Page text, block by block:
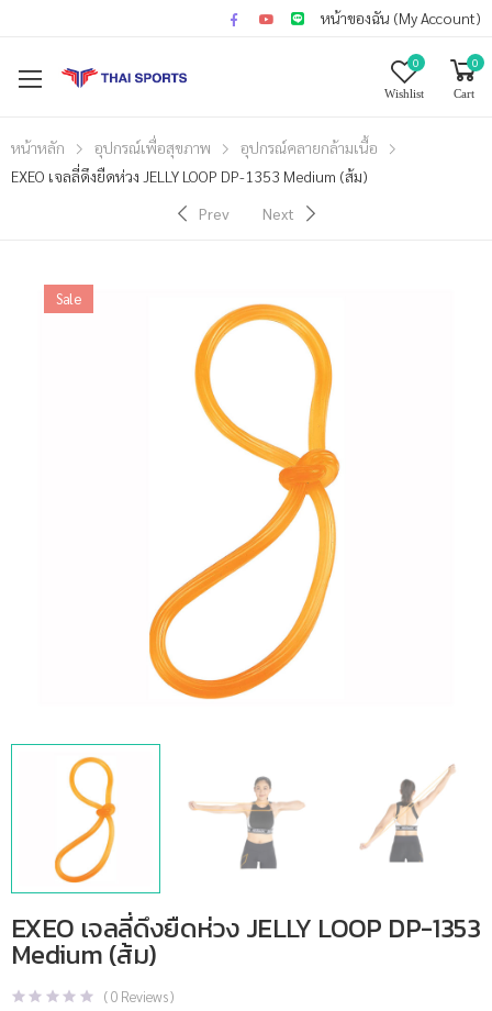
หน้าของฉัน (My Account)
0
Wishlist
0
Cart
หน้าหลัก อุปกรณ์เพื่อสุขภาพ
อุปกรณ์คลายกล้ามเนื้อ
EXEO เจลลี่ดึงยืดห่วง JELLY LOOP DP-1353 Medium (ส้ม)
Prev
Next
Sale
EXEO เจลลี่ดึงยืดห่วง JELLY LOOP DP-1353
Medium (ส้ม)
(0 Reviews )